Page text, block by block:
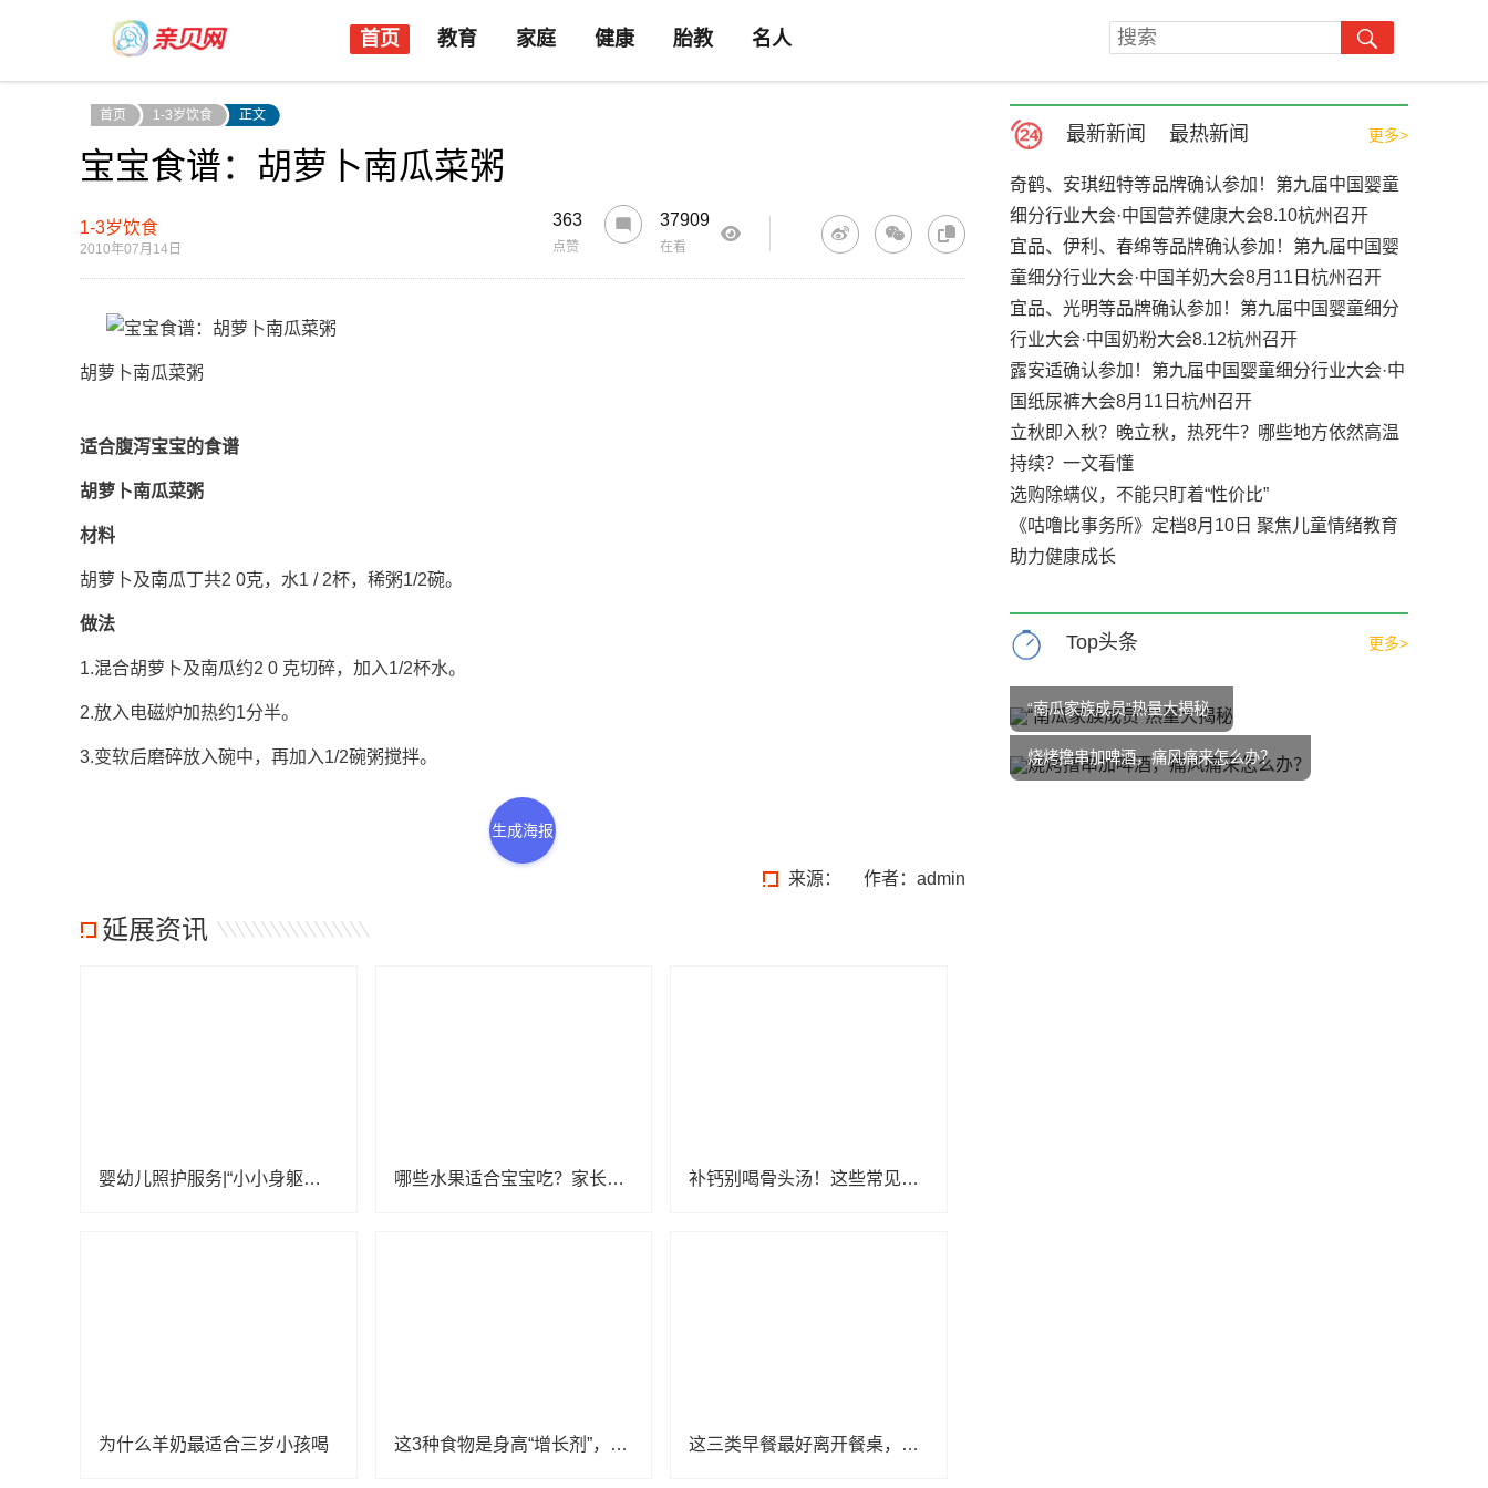
首页 教育 家庭 健康 胎教 名人
首页 1-3岁饮食 正文
宝宝食谱：胡萝卜南瓜菜粥
1-3岁饮食
2010年07月14日
363
点赞
37909
在看
胡萝卜南瓜菜粥
适合腹泻宝宝的食谱
胡萝卜南瓜菜粥
材料
胡萝卜及南瓜丁共2 0克，水1 / 2杯，稀粥1/2碗。
做法
1.混合胡萝卜及南瓜约2 0 克切碎，加入1/2杯水。
2.放入电磁炉加热约1分半。
3.变软后磨碎放入碗中，再加入1/2碗粥搅拌。
生成海报
来源： 作者：admin
延展资讯
婴幼儿照护服务|“小小身躯，大大营养”，坚果虽好，您给孩子吃对了吗？ 哪些水果适合宝宝吃？家长千万别选错了 补钙别喝骨头汤！这些常见的补钙误区，你踩雷了多少？
为什么羊奶最适合三岁小孩喝 这3种食物是身高“增长剂”，有条件的话多给孩子吃 这三类早餐最好离开餐桌，很容易影响孩子的个子和智力发育
最新新闻 最热新闻 更多>
奇鹤、安琪纽特等品牌确认参加！第九届中国婴童
细分行业大会·中国营养健康大会8.10杭州召开
宜品、伊利、春绵等品牌确认参加！第九届中国婴
童细分行业大会·中国羊奶大会8月11日杭州召开
宜品、光明等品牌确认参加！第九届中国婴童细分
行业大会·中国奶粉大会8.12杭州召开
露安适确认参加！第九届中国婴童细分行业大会·中
国纸尿裤大会8月11日杭州召开
立秋即入秋？晚立秋，热死牛？哪些地方依然高温
持续？一文看懂
选购除螨仪，不能只盯着“性价比”
《咕噜比事务所》定档8月10日 聚焦儿童情绪教育
助力健康成长
Top头条 更多>
“南瓜家族成员”热量大揭秘
烧烤撸串加啤酒，痛风痛来怎么办？